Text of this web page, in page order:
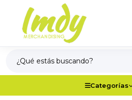
Categorías